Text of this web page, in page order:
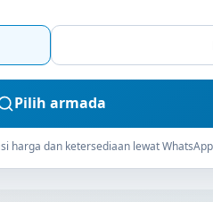
Pilih armada
harga dan ketersediaan lewat